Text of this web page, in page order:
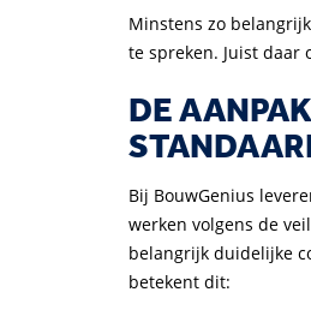
Minstens zo
te spreken. Juist daar
DE
Bij BouwGenius
werken volgens de
belangrijk duidelijke
betekent dit: